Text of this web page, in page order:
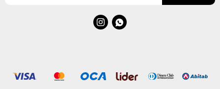
 